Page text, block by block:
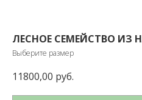
ЛЕСНОЕ СЕМЕЙСТВО ИЗ
Выберите размер
11800,00 руб.